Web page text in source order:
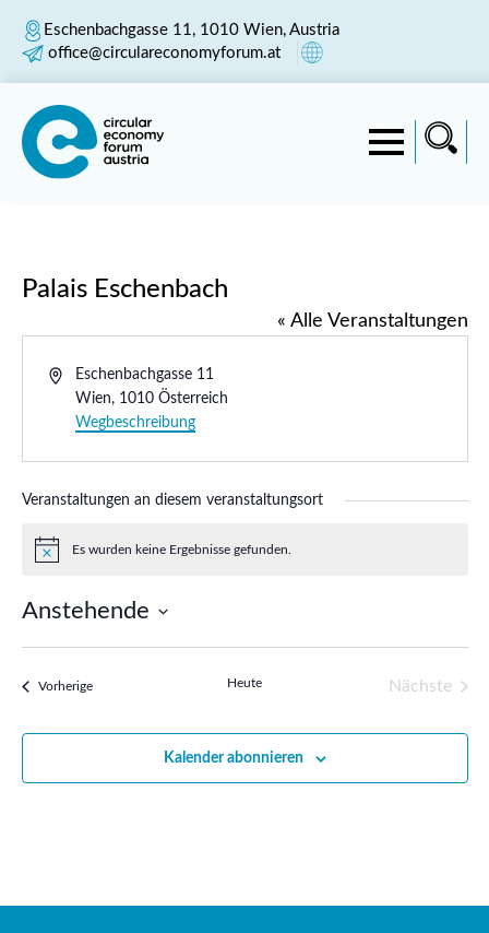
Eschenbachgasse 11, 1010 Wien, Austria
office@circulareconomyforum.at
Palais Eschenbach
« Alle Veranstaltungen
AdresseEschenbachgasse 11
Wien, 1010 Österreich
Wegbeschreibung
Veranstaltungen an diesem veranstaltungsort
Hinweis
Es wurden keine Ergebnisse gefunden.
Anstehende
VorherigeVeranstaltungen Heute
Nächste
Kalender abonnieren